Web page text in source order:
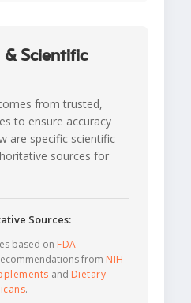
& Scientific
from trusted,
to ensure accuracy
are specific scientific
sources for
Sources:
based on FDA
from NIH
and Dietary
.